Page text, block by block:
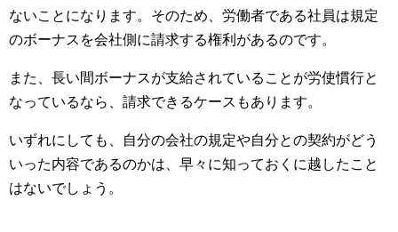
ないことになります。そのため、労働者である社員は規定
のボーナスを会社側に請求する権利があるのです。
また、長い間ボーナスが支給されていることが労使慣行と
なっているなら、請求できるケースもあります。
いずれにしても、自分の会社の規定や自分との契約がどう
いった内容であるのかは、早々に知っておくに越したこと
はないでしょう。